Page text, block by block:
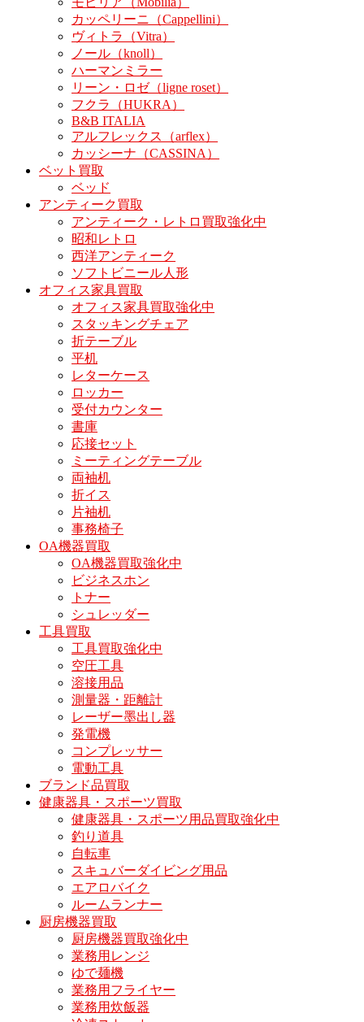
カッペリーニ（Cappellini）
ヴィトラ（Vitra）
ノール（knoll）
ハーマンミラー
リーン・ロゼ（ligne roset）
フクラ（HUKRA）
B&B ITALIA
アルフレックス（arflex）
カッシーナ（CASSINA）
ベット買取
ベッド
アンティーク買取
アンティーク・レトロ買取強化中
昭和レトロ
西洋アンティーク
ソフトビニール人形
オフィス家具買取
オフィス家具買取強化中
スタッキングチェア
折テーブル
平机
レターケース
ロッカー
受付カウンター
書庫
応接セット
ミーティングテーブル
両袖机
折イス
片袖机
事務椅子
OA機器買取
OA機器買取強化中
ビジネスホン
トナー
シュレッダー
工具買取
工具買取強化中
空圧工具
溶接用品
測量器・距離計
レーザー墨出し器
発電機
コンプレッサー
電動工具
ブランド品買取
健康器具・スポーツ買取
健康器具・スポーツ用品買取強化中
釣り道具
自転車
スキュバーダイビング用品
エアロバイク
ルームランナー
厨房機器買取
厨房機器買取強化中
業務用レンジ
ゆで麺機
業務用フライヤー
業務用炊飯器